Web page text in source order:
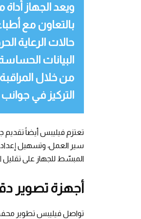
ويعد الجهاز أداة
بالتعاون مع
حالات الرعاية
البيانات
من خلال
التركيز في
سير العمل، وتسهيل إعداد
المبسّط للجهاز على تقليل
أجهزة تصوير
تواصل فيليبس تطوير